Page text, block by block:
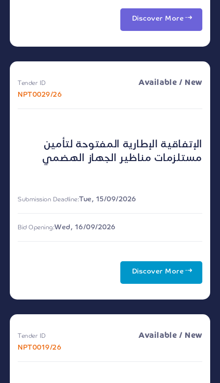
Discover More
Tender ID
NPT0029/26
Available / New
الإتفاقية الإطارية المفتوحة لتأمين
مستلزمات مناظير الجهاز الهضمي
Submission Deadline:Tue, 15/09/2026
Bid Opening:Wed, 16/09/2026
Discover More
Tender ID
NPT0019/26
Available / New